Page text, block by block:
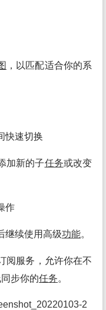
，以匹配适合你的系
快速切换
加新的子任务或改变
作
继续使用高级功能。
阅服务，允许你在不
步你的任务。